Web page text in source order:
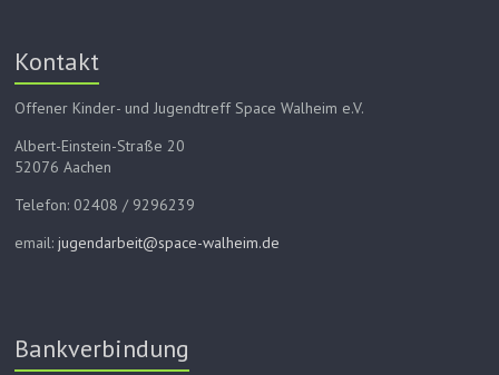
Kontakt
Offener Kinder- und Jugendtreff Space Walheim e.V.
Albert-Einstein-Straße 20
52076 Aachen
Telefon: 02408 / 9296239
email:jugendarbeit@space-walheim.de
Bankverbindung